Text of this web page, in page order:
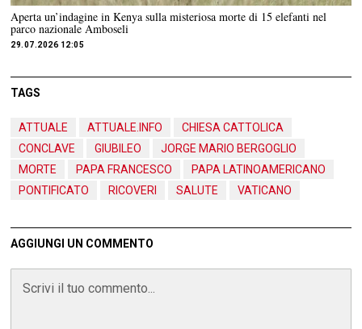
Aperta un’indagine in Kenya sulla misteriosa morte di 15 elefanti nel
parco nazionale Amboseli
29.07.2026 12:05
TAGS
ATTUALE ATTUALE.INFO
CHIESA CATTOLICA
CONCLAVE
GIUBILEO
JORGE MARIO BERGOGLIO
MORTE
PAPA FRANCESCO
PAPA LATINOAMERICANO
PONTIFICATO
RICOVERI SALUTE VATICANO
AGGIUNGI UN COMMENTO